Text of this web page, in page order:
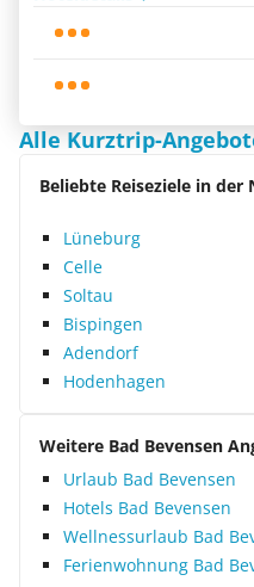
Alle Kurztrip-
Beliebte Reiseziele in der
Lüneburg
Celle
Soltau
Bispingen
Adendorf
Hodenhagen
Weitere Bad Bevensen
Urlaub Bad Bevensen
Hotels Bad Bevensen
Wellnessurlaub Bad
Ferienwohnung Bad